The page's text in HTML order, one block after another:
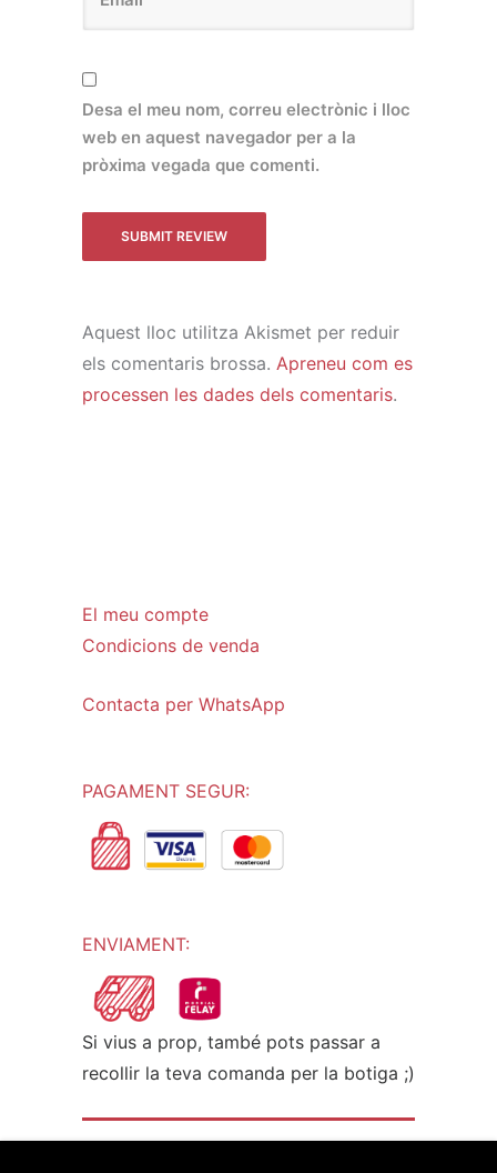
Desa el meu nom, correu electrònic i lloc
web en aquest navegador per a la
pròxima vegada que comenti.
Aquest lloc utilitza Akismet per reduir
els comentaris brossa. Apreneu com es
processen les dades dels comentaris.
El meu compte
Condicions de venda
Contacta per WhatsApp
PAGAMENT SEGUR:
ENVIAMENT:
Si vius a prop, també pots passar a
recollir la teva comanda per la botiga ;)